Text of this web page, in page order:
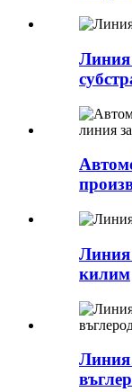
Линия
Линия
килим
Линия